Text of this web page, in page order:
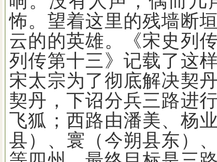
怖。望着这里的残墙断
云的的英雄。《宋史列
列传第十三》记载了这
宋太宗为了彻底解决契
契丹，下诏分兵三路进
飞狐；西路由潘美、杨
县）、寰（今朔县东）